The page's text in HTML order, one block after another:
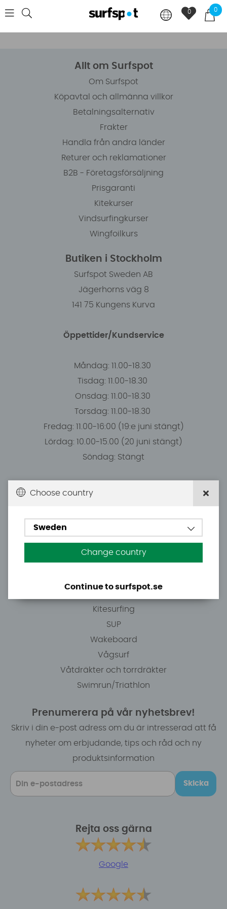
0
0
Allt om Surfspot
Om Surfspot
Köpavtal och allmänna villkor
Betalningsalternativ
Frakter
Handla från andra länder
Returer och reklamationer
B2B - Företagsförsäljning
Prisgaranti
Kitekurser
Vindsurfingkurser
Wingfoilkurs
Butiken i Stockholm
Surfspot Sweden AB
Jägerhorns väg 8
141 75 Kungens Kurva
Öppettider/Kundservice
Måndag: 11.00-18.30
Tisdag: 11.00-18.30
Onsdag: 11.00-18.30
Torsdag: 11.00-18.30
Fredag: 11.00-16:00 (19:e juni stängt)
Lördag: 10.00-15.00 (20 juni stängt)
Söndag: Stängt
Du kan hämta ordrar efter överenskommelse från
E-post: info@surfspot.se
Kitesurfing
SUP
Wakeboard
Vågsurf
Våtdräkter och torrdräkter
Swimrun/Triathlon
Prenumerera på vår nyhetsbrev!
Skriv i din e-post adress om du är intresserad att få
nyheter om erbjudande, tips och råd och ny
produktsinformation
Skicka
Rejta oss gärna
Google
Choose country
Sweden
Change country
Continue to surfspot.se